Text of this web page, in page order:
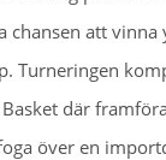
chansen att
Turneringen
där
över en